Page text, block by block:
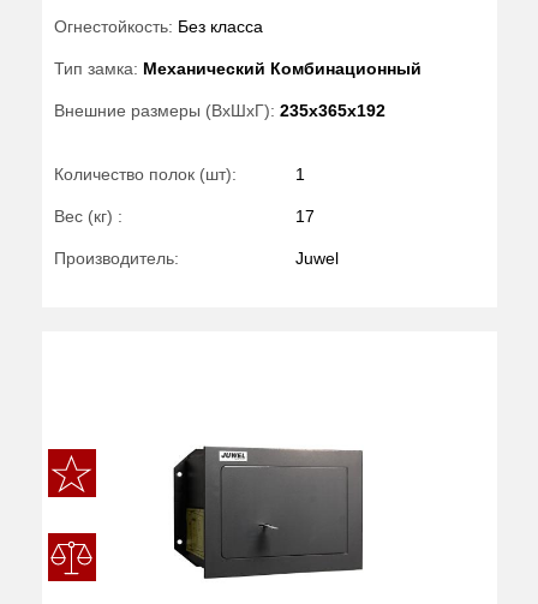
Огнестойкость: Без класса
Тип замка: Механический Комбинационный
Внешние размеры (ВхШхГ): 235x365x192
Количество полок (шт): 1
Вес (кг) : 17
Производитель: Juwel